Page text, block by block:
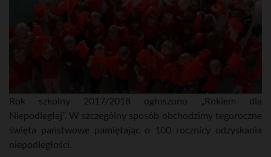
Rok szkolny 2017/2018 ogłoszono „Rokiem dla
Niepodległej”. W szczególny sposób obchodzimy tegoroczne
święta państwowe pamiętając o 100 rocznicy odzyskania
niepodległości.